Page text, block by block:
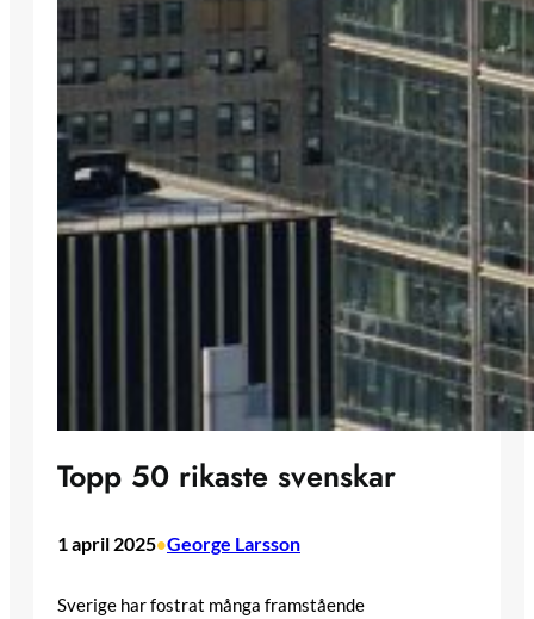
Topp 50 rikaste svenskar
1 april 2025•George Larsson
Sverige har fostrat många framstående